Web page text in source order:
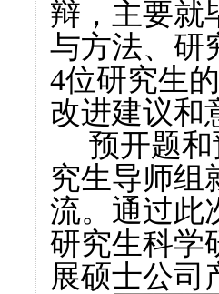
辩，主要就
与方法、研
4位研究生
改进建议和
预开题
究生导师组
流。通过此
研究生科学
展硕士公司